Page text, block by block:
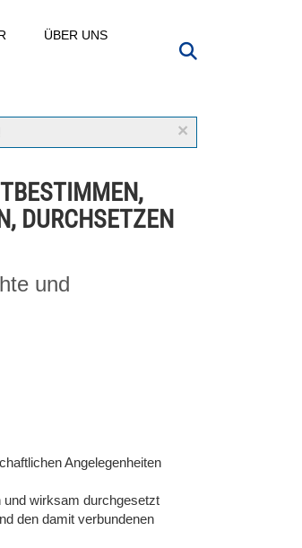
ÜBER UNS
×
DURCHSETZEN
und
Angelegenheiten
und wirksam durchgesetzt
den damit verbundenen